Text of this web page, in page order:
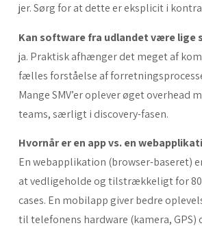
jer. Sørg for at dette er eksplicit i
Kan software fra udlandet være lige
ja. Praktisk afhænger det meget af
fælles forståelse af
Mange SMV’er oplever øget overhead
teams, særligt i discovery-fasen.
Hvornår er en app vs. en
En webapplikation (browser-baseret)
at vedligeholde og tilstrækkeligt for
cases. En mobilapp giver bedre
til telefonens hardware (kamera, GPS)